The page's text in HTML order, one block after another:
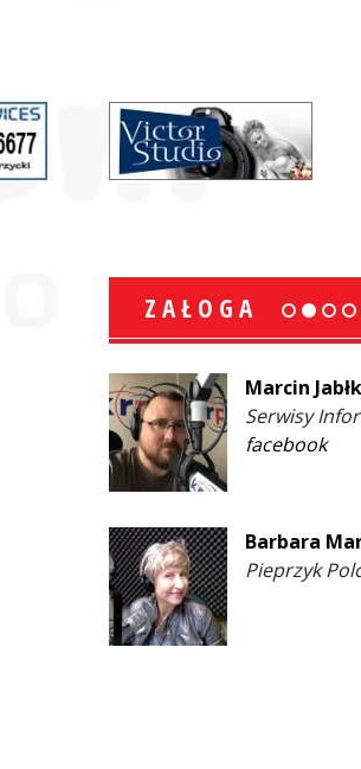
ZAŁOGA
Marcin
Serwisy
facebook
Barbara
Pieprzyk